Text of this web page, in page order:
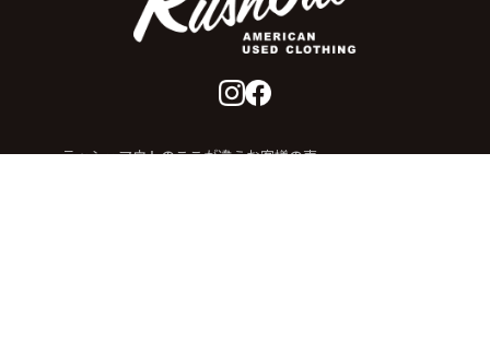
ラッシュアウトのここが違うお客様の声